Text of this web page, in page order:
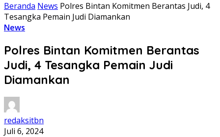
Beranda News Polres Bintan Komitmen Berantas Judi, 4
Tesangka Pemain Judi Diamankan
News
Polres Bintan Komitmen Berantas
Judi, 4 Tesangka Pemain Judi
Diamankan
redaksitbn
Juli 6, 2024